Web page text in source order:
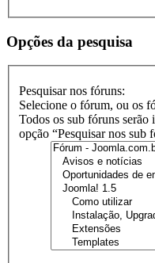
Opções da pesquisa
Pesquisar nos fóruns:
Selecione o fórum, ou os
Todos os sub fóruns serão
opção “Pesquisar nos sub